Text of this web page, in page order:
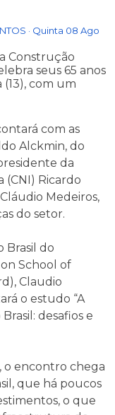
· Quinta 08 Ago
Construção
seus 65 anos
com um
com as
Alckmin, do
da
(CNI) Ricardo
Medeiros,
do setor.
Brasil do
School of
Claudio
o estudo “A
desafios e
o encontro chega
que há poucos
o que